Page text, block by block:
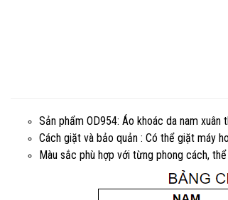
Sản phẩm OD954: Áo khoác da nam
Cách giặt và bảo quản : Có thể giặt máy
Màu sắc phù hợp với từng phong cách,